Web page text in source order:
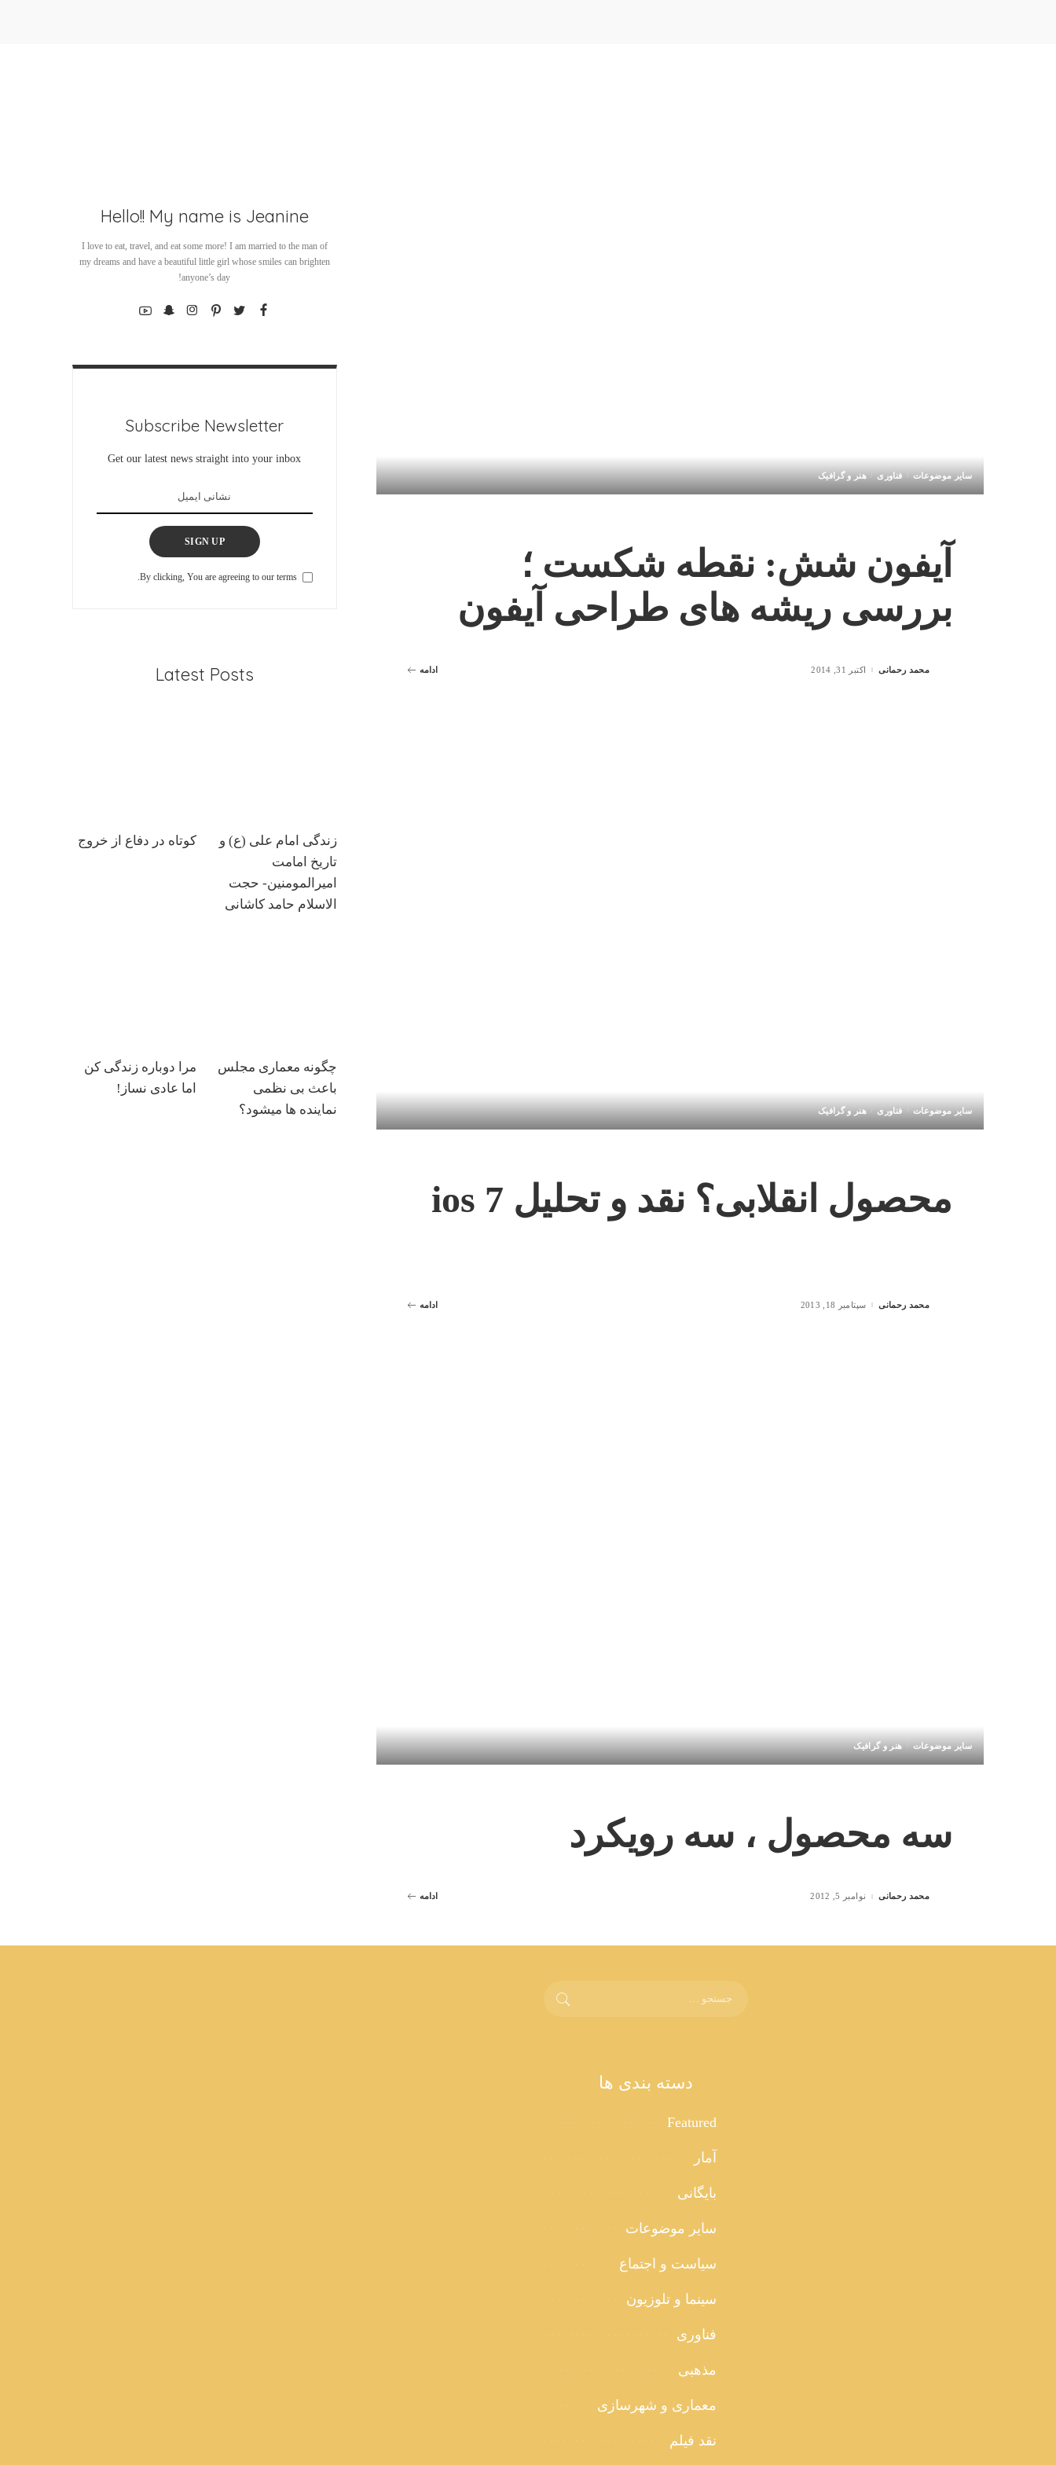
سایر موضوعات فناوری هنر و گرافیک
آیفون شش: نقطه شکست ؛
بررسی ریشه های طراحی آیفون
Postedمحمد رحمانی اکتبر 31, 2014 ادامه
سایر موضوعات فناوری هنر و گرافیک
محصول انقلابی؟ نقد و تحلیل ios 7
Postedمحمد رحمانی سپتامبر 18, 2013 ادامه
سایر موضوعات هنر و گرافیک
سه محصول ، سه رویکرد
Postedمحمد رحمانی نوامبر 5, 2012 ادامه
Hello!! My name is Jeanine
I love to eat, travel, and eat some more! I am married to the man of
my dreams and have a beautiful little girl whose smiles can brighten
anyone’s day!
Subscribe Newsletter
Get our latest news straight into your inbox
SIGN UP
By clicking, You are agreeing to our terms.
Latest Posts
زندگی امام علی (ع) و
تاریخ امامت
امیرالمومنین- حجت
الاسلام حامد کاشانی
کوتاه در دفاع از خروج
چگونه معماری مجلس
باعث بی نظمی
نماینده ها میشود؟
مرا دوباره زندگی کن
اما عادی نساز!
دسته بندی ها
Featured
آمار
بایگانی
سایر موضوعات
سیاست و اجتماع
سینما و تلوزیون
فناوری
مذهبی
معماری و شهرسازی
نقد فیلم